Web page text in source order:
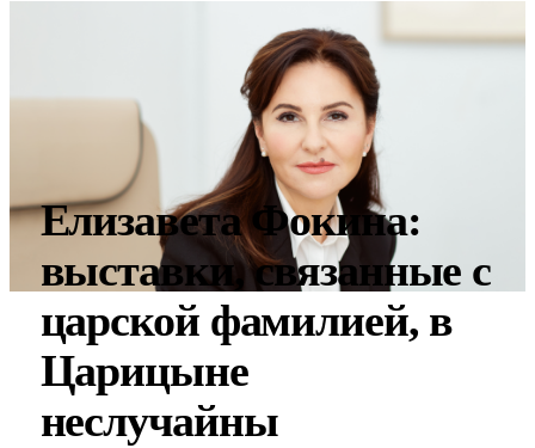
Елизавета Фокина:
выставки, связанные с
царской фамилией, в
Царицыне
неслучайны